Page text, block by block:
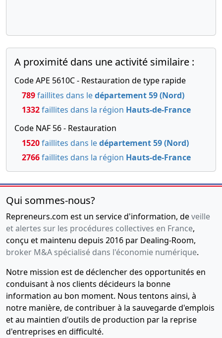
A proximité dans une activité similaire :
Code APE 5610C - Restauration de type rapide
789faillites dans ledépartement 59 (Nord)
1332faillites dans la région Hauts-de-France
Code NAF 56 - Restauration
1520faillites dans ledépartement 59 (Nord)
2766faillites dans la région Hauts-de-France
Qui sommes-nous?
Repreneurs.com est un service d'information, deveille
et alertes sur les procédures collectives en France,
conçu et maintenu depuis 2016 par Dealing-Room,
broker M&A spécialisé dans l'économie numérique.
Notre mission est de déclencher des opportunités en
conduisant à nos clients décideurs la bonne
information au bon moment. Nous tentons ainsi, à
notre manière, de contribuer à la sauvegarde d'emplois
et au maintien d'outils de production par la reprise
d'entreprises en difficulté.